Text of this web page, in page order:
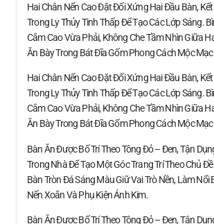
Hai Chân Nến Cao Đặt Đối Xứng Hai Đầu Bàn,
Trong Ly Thủy Tinh Thấp Để Tạo Các Lớp Sáng.
Cắm Cao Vừa Phải, Không Che Tầm Nhìn Giữa
Ăn Bày Trong Bát Đĩa Gốm Phong Cách Mộc
Hai Chân Nến Cao Đặt Đối Xứng Hai Đầu Bàn,
Trong Ly Thủy Tinh Thấp Để Tạo Các Lớp Sáng.
Cắm Cao Vừa Phải, Không Che Tầm Nhìn Giữa
Ăn Bày Trong Bát Đĩa Gốm Phong Cách Mộc
Bàn Ăn Được Bố Trí Theo Tông Đỏ – Đen, Tận
Trong Nhà Để Tạo Một Góc Trang Trí Theo Chủ
Bàn Tròn Đá Sáng Màu Giữ Vai Trò Nền, Làm Nổi
Nến Xoắn Và Phụ Kiện Ánh Kim.
Bàn Ăn Được Bố Trí Theo Tông Đỏ – Đen, Tận